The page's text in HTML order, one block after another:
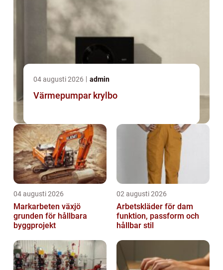
04 augusti 2026 admin
Värmepumpar krylbo
04 augusti 2026
Markarbeten växjö
grunden för hållbara
byggprojekt
02 augusti 2026
Arbetskläder för dam
funktion, passform och
hållbar stil